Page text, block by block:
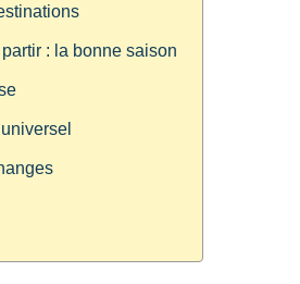
: la bonne saison